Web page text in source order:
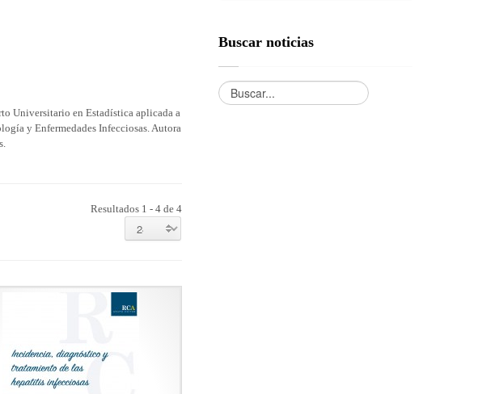
Universitario en Estadística aplicada a
y Enfermedades Infecciosas. Autora
Resultados 1 - 4 de 4
Buscar noticias